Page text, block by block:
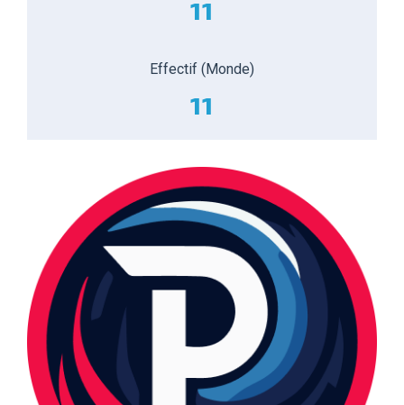
11
Effectif (Monde)
11